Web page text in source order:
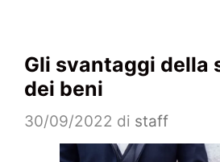
Gli svantaggi della
dei beni
30/09/2022 di staff